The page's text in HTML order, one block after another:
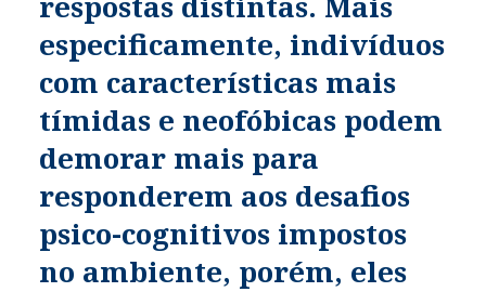
especificamente, indivíduos
com características mais
tímidas e neofóbicas podem
demorar mais para
responderem aos desafios
psico-cognitivos impostos
no ambiente, porém, eles